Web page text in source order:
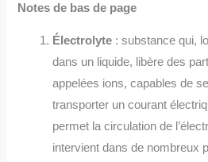
Notes de bas de page
Électrolyte : substance qui,
dans un liquide, libère des
appelées ions, capables de
transporter un courant
permet la circulation de
intervient dans de nombreux